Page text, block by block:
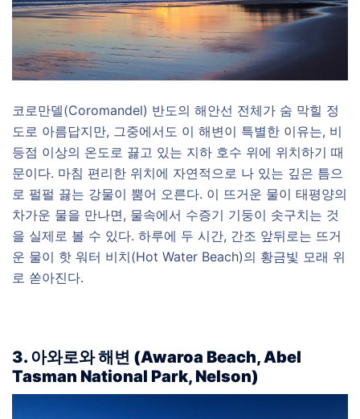
코로만델(Coromandel) 반도의 해안선 전체가 숨 막힐 정
도로 아름답지만, 그중에서도 이 해변이 특별한 이유는, 비
등점 이상의 온도로 끓고 있는 지하 호수 위에 위치하기 때
문이다. 마침 편리한 위치에 자연적으로 나 있는 깊은 틈으
로 펄펄 끓는 강물이 뿜어 오른다. 이 뜨거운 물이 태평양의
차가운 물을 만나면, 물속에서 수증기 기둥이 솟구치는 것
을 실제로 볼 수 있다. 하루에 두 시간, 간조 앞뒤로는 뜨거
운 물이 핫 워터 비치(Hot Water Beach)의 황금빛 모래 위
로 쏟아진다.
3. 아와로와 해변 (Awaroa Beach, Abel
Tasman National Park, Nelson)